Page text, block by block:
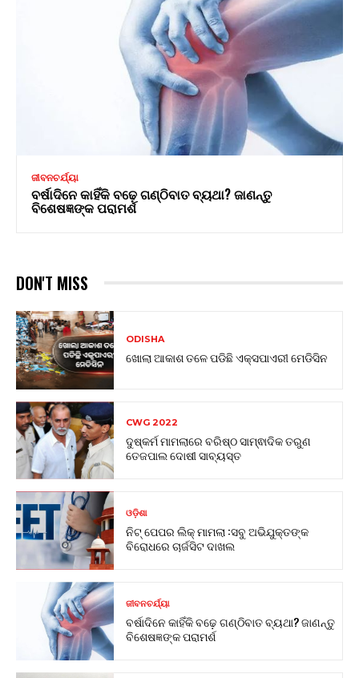
ଜୀବନଚର୍ଯ୍ୟା
ବର୍ଷାଦିନେ କାହିଁକି ବଢ଼େ ଗଣ୍ଠିବାତ ବ୍ୟଥା? ଜାଣନ୍ତୁ
ବିଶେଷଜ୍ଞଙ୍କ ପରାମର୍ଶ
DON'T MISS
ODISHA
ଖୋଲା ଆକାଶ ତଳେ ପଡିଛି ଏକ୍ସପାଏରୀ ମେଡିସିନ
CWG 2022
ଦୁଷ୍କର୍ମ ମାମଲାରେ ବରିଷ୍ଠ ସାମ୍ଵାଦିକ ତରୁଣ
ତେଜପାଲ ଦୋଷୀ ସାବ୍ୟସ୍ତ
ଓଡ଼ିଶା
ନିଟ୍ ପେପର ଲିକ୍ ମାମଲା :ସବୁ ଅଭିଯୁକ୍ତଙ୍କ
ବିରୋଧରେ ଚାର୍ଜସିଟ ଦାଖଲ
ଜୀବନଚର୍ଯ୍ୟା
ବର୍ଷାଦିନେ କାହିଁକି ବଢ଼େ ଗଣ୍ଠିବାତ ବ୍ୟଥା? ଜାଣନ୍ତୁ
ବିଶେଷଜ୍ଞଙ୍କ ପରାମର୍ଶ